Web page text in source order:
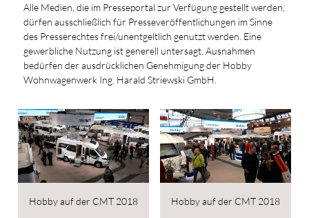
Alle Medien, die im Presseportal zur Verfügung gestellt werden,
dürfen ausschließlich für Presseveröffentlichungen im Sinne
des Presserechtes frei/unentgeltlich genutzt werden. Eine
gewerbliche Nutzung ist generell untersagt. Ausnahmen
bedürfen der ausdrücklichen Genehmigung der Hobby
Wohnwagenwerk Ing. Harald Striewski GmbH.
Hobby auf der CMT 2018 Hobby auf der CMT 2018